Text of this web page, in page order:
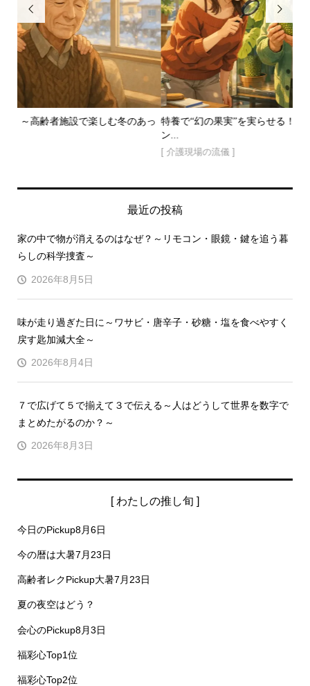

あっ 特養で“幻の果実”を実らせる！？～モンステラ３〜５年のロマ

最近の投稿
家の中で物が消えるのはなぜ？～リモコン・眼鏡・鍵を追う暮
らしの科学捜査～
2026年8月5日
味が走り過ぎた日に～ワサビ・唐辛子・砂糖・塩を食べやすく
戻す匙加減大全～
2026年8月4日
７で広げて５で揃えて３で伝える～人はどうして世界を数字で
まとめたがるのか？～
2026年8月3日
[ わたしの推し旬 ]
今日のPickup8月6日
今の暦は大暑7月23日
高齢者レクPickup大暑7月23日
夏の夜空はどう？
会心のPickup8月3日
福彩心Top1位
福彩心Top2位